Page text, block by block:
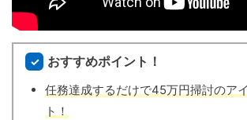
おすすめポイント！
任務達成するだけで45万円掃討のア
ト！